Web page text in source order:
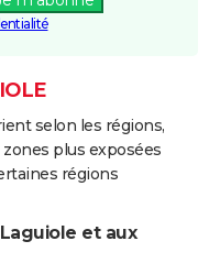
selon les régions,
plus exposées
régions
et aux